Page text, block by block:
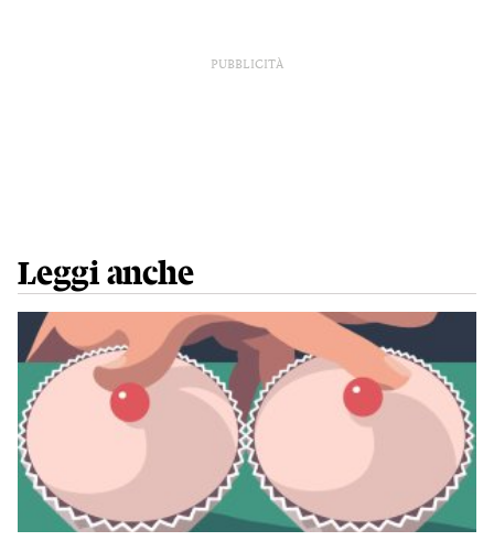
PUBBLICITÀ
Leggi anche